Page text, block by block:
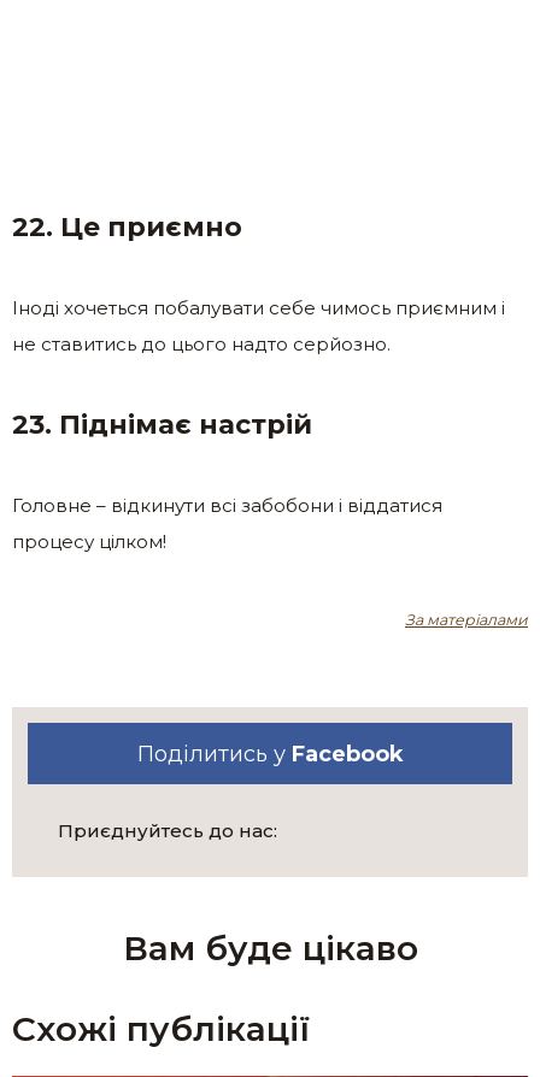
22. Це приємно
Іноді хочеться побалувати себе чимось приємним і
не ставитись до цього надто серйозно.
23. Піднімає настрій
Головне – відкинути всі забобони і віддатися
процесу цілком!
За матеріалами
Поділитись у Facebook
Приєднуйтесь до нас:
Вам буде цікаво
Схожі публікації